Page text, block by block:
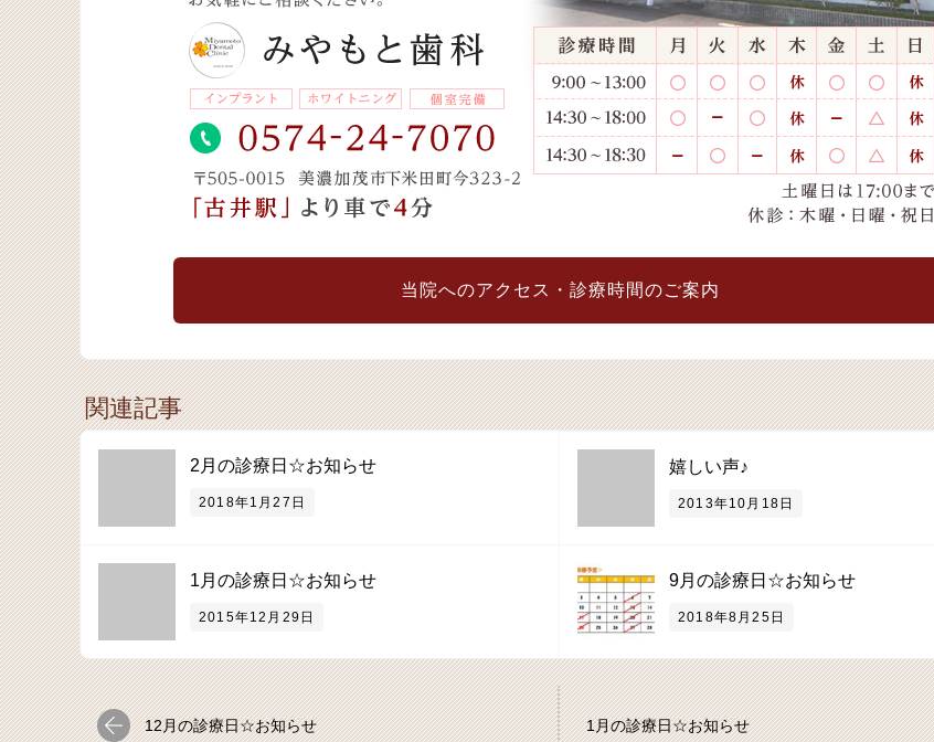
当院へのアクセス・診療時間のご案内
関連記事
2月の診療日☆お知らせ
2018年1月27日
嬉しい声♪
2013年10月18日
1月の診療日☆お知らせ
2015年12月29日
9月の診療日☆お知らせ
2018年8月25日
12月の診療日☆お知らせ 1月の診療日☆お知らせ